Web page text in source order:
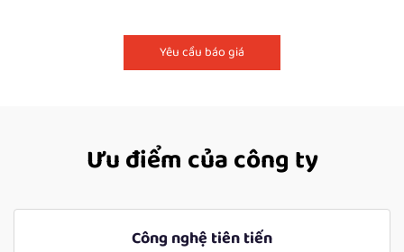
Yêu cầu báo giá
Ưu điểm của công ty
Công nghệ tiên tiến